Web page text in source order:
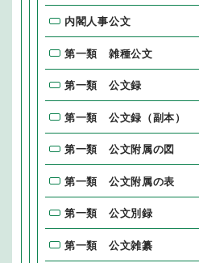
内閣人事公文
第一類 雑種公文
第一類 公文録
第一類 公文録（副本）
第一類 公文附属の図
第一類 公文附属の表
第一類 公文別録
第一類 公文雑纂